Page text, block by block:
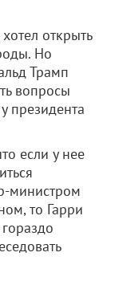
открыть
Но
Трамп
вопросы
президента
если у нее
министром
то Гарри